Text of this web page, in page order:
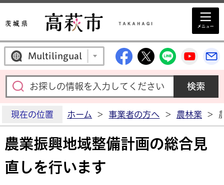
Multilingual 高萩市公式
高萩市公式X
高萩市
高
現在の位置 ホーム > 事業者の方へ > 農林業 >
農業振興地域整備計画の総合見
直しを行います